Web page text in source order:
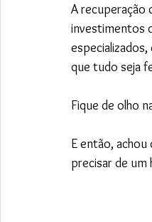
A recuperação
investimentos
que tudo seja
Fique de olho
E então, achou
precisar de um